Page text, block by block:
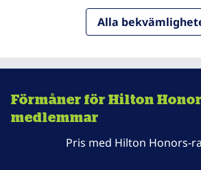
Alla
Förmåner för Hilton
medlemmar
Pris med Hilton Honors-